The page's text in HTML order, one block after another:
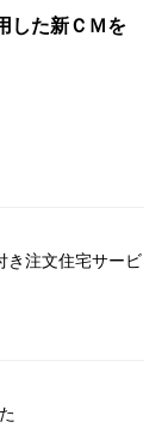
した新ＣＭを
き注文住宅サービ